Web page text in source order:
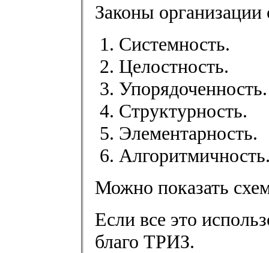
Законы
Системность.
Целостность.
Упорядоченность.
Структурность.
Элементарность.
Можно показать
Если все это
благо ТРИЗ.